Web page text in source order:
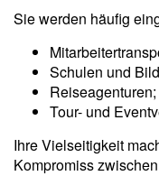
Sie werden häufig
Schulen und
Reiseagenturen;
Tour- und
Ihre Vielseitigkeit
Kompromiss